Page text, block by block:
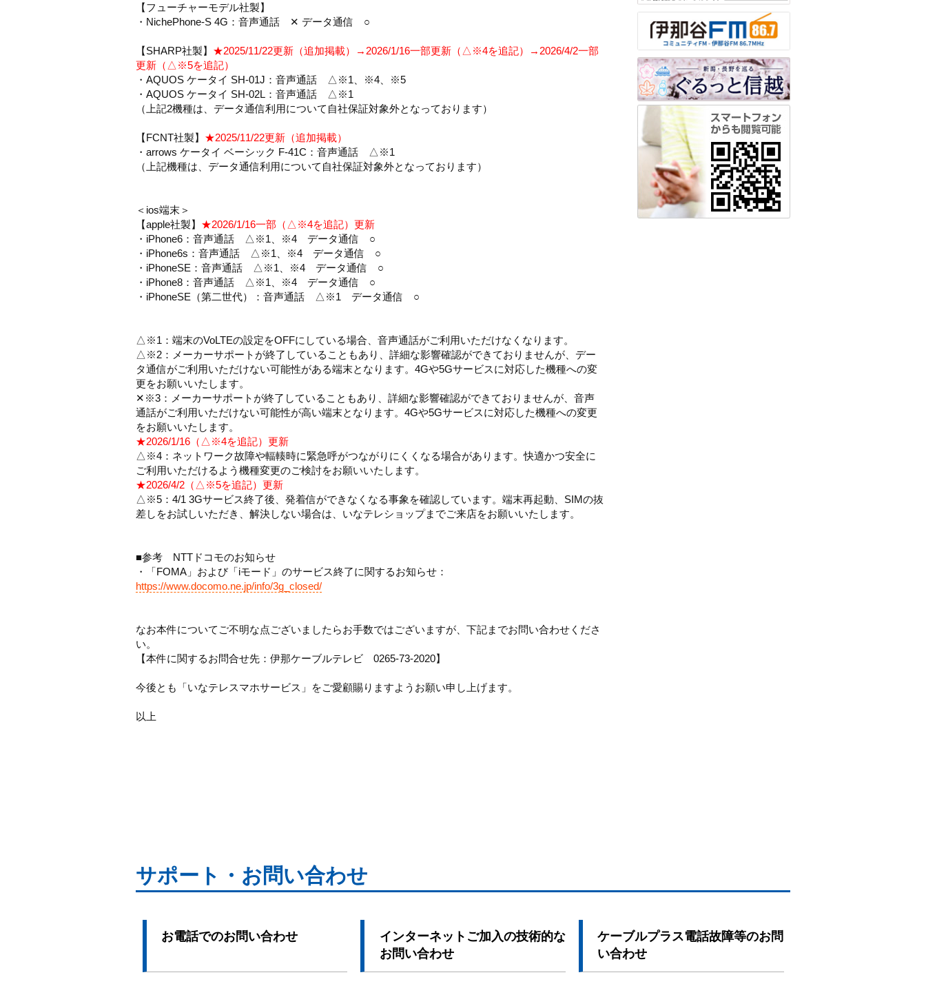
【フューチャーモデル社製】
・NichePhone-S 4G：音声通話 ✕ データ通信 ○
【SHARP社製】 ★2025/11/22更新（追加掲載）→2026/1/16一部更新（△※4を追記）→2026/4/2一部
更新（△※5を追記）
・AQUOS ケータイ SH-01J：音声通話 △※1、※4、※5
・AQUOS ケータイ SH-02L：音声通話 △※1
（上記2機種は、データ通信利用について自社保証対象外となっております）
【FCNT社製】 ★2025/11/22更新（追加掲載）
・arrows ケータイ ベーシック F-41C：音声通話 △※1
（上記機種は、データ通信利用について自社保証対象外となっております）
＜ios端末＞
【apple社製】 ★2026/1/16一部（△※4を追記）更新
・iPhone6：音声通話 △※1、※4 データ通信 ○
・iPhone6s：音声通話 △※1、※4 データ通信 ○
・iPhoneSE：音声通話 △※1、※4 データ通信 ○
・iPhone8：音声通話 △※1、※4 データ通信 ○
・iPhoneSE（第二世代）：音声通話 △※1 データ通信 ○
△※1：端末のVoLTEの設定をOFFにしている場合、音声通話がご利用いただけなくなります。
△※2：メーカーサポートが終了していることもあり、詳細な影響確認ができておりませんが、デー
タ通信がご利用いただけない可能性がある端末となります。4Gや5Gサービスに対応した機種への変
更をお願いいたします。
✕※3：メーカーサポートが終了していることもあり、詳細な影響確認ができておりませんが、音声
通話がご利用いただけない可能性が高い端末となります。4Gや5Gサービスに対応した機種への変更
をお願いいたします。
★2026/1/16（△※4を追記）更新
△※4：ネットワーク故障や輻輳時に緊急呼がつながりにくくなる場合があります。快適かつ安全に
ご利用いただけるよう機種変更のご検討をお願いいたします。
★2026/4/2（△※5を追記）更新
△※5：4/1 3Gサービス終了後、発着信ができなくなる事象を確認しています。端末再起動、SIMの抜
差しをお試しいただき、解決しない場合は、いなテレショップまでご来店をお願いいたします。
■参考 NTTドコモのお知らせ
・「FOMA」および「iモード」のサービス終了に関するお知らせ：
https://www.docomo.ne.jp/info/3g_closed/
なお本件についてご不明な点ございましたらお手数ではございますが、下記までお問い合わせくださ
い。
【本件に関するお問合せ先：伊那ケーブルテレビ 0265-73-2020】
今後とも「いなテレスマホサービス」をご愛顧賜りますようお願い申し上げます。
以上
サポート・お問い合わせ
お電話でのお問い合わせ
インターネットご加入の技術的な
お問い合わせ
ケーブルプラス電話故障等のお問
い合わせ